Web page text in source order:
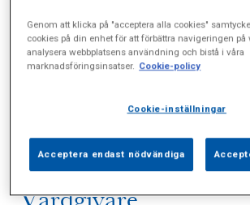
Alla (5) Vårdgivare (1)
Press (1)
Genom att klicka på "acceptera alla cookies"
cookies på din enhet för att förbättra navigeringen på
analysera webbplatsens användning och bistå i våra
marknadsföringsinsatser. Cookie-policy
Cookie-inställningar
Acceptera endast nödvändiga